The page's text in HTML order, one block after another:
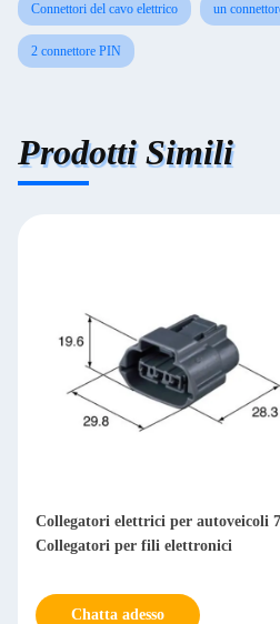
Connettori del cavo elettrico un
2 connettore PIN
Prodotti Simili
Collegatori elettrici per autoveicoli 7
Collegatori per fili elettronici
Chatta adesso